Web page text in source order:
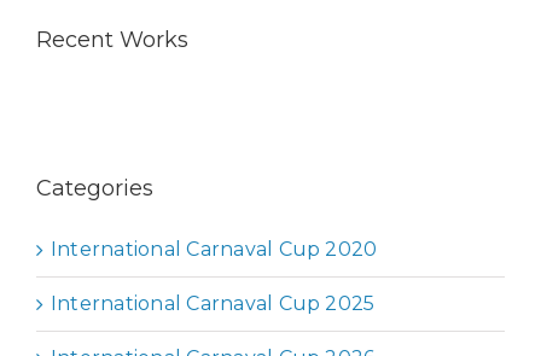
Recent Works
Categories
International Carnaval Cup 2020
International Carnaval Cup 2025